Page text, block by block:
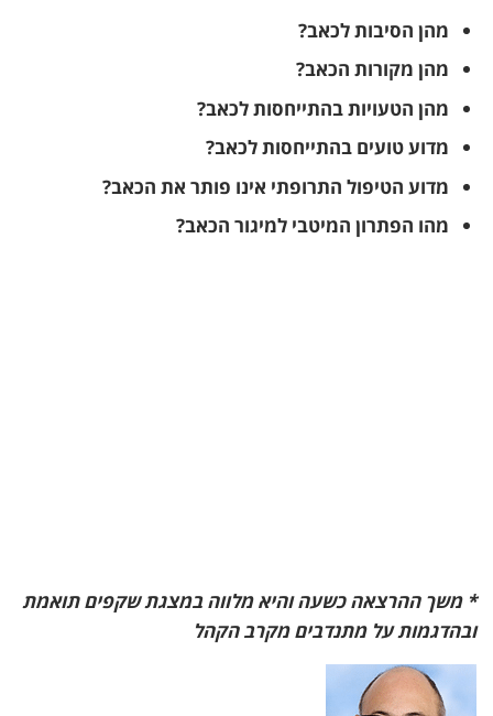
מהן הסיבות לכאב?
מהן מקורות הכאב?
מהן הטעויות בהתייחסות לכאב?
מדוע טועים בהתייחסות לכאב?
מדוע הטיפול התרופתי אינו פותר את הכאב?
מהו הפתרון המיטבי למיגור הכאב?
* משך ההרצאה כשעה והיא מלווה במצגת שקפים תואמת
ובהדגמות על מתנדבים מקרב הקהל